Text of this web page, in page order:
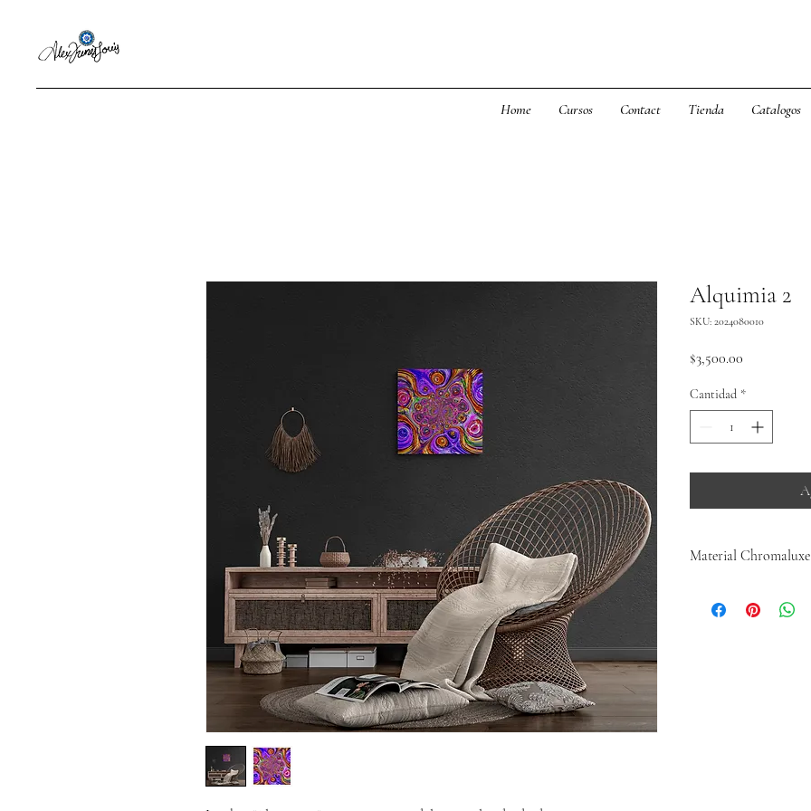
Home Cursos Contact Tienda Catalogos
Alquimia 2
SKU: 2024080010
$3,500.00
Cantidad *
Material Chromaluxe
(Aluminio) el cual